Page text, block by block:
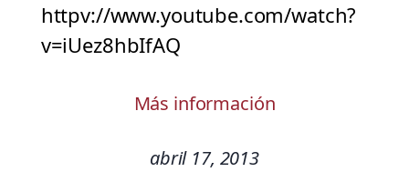
httpv://www.youtube.com/watch?
v=iUez8hbIfAQ
Más información
abril 17, 2013